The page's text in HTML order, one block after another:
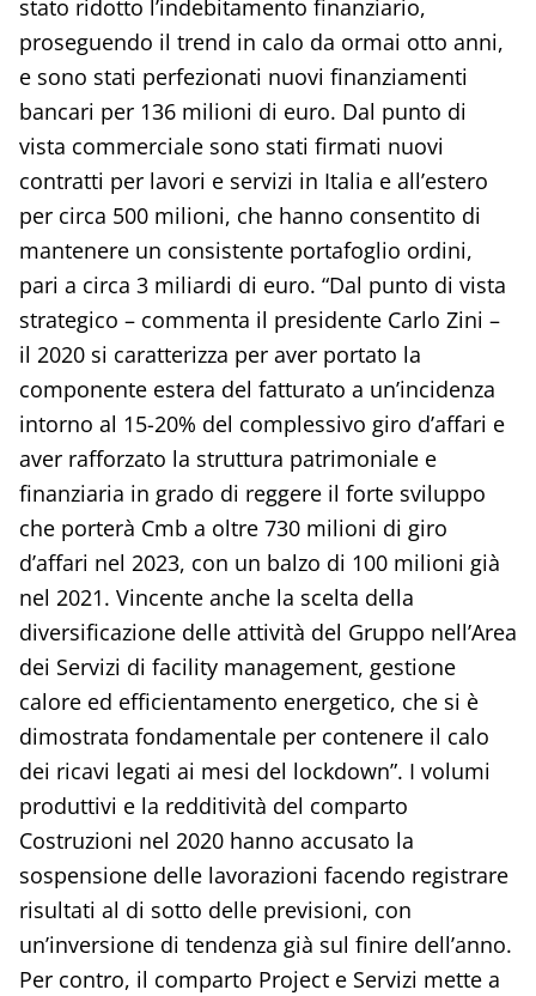
stato ridotto l’indebitamento finanziario,
proseguendo il trend in calo da ormai otto anni,
e sono stati perfezionati nuovi finanziamenti
bancari per 136 milioni di euro. Dal punto di
vista commerciale sono stati firmati nuovi
contratti per lavori e servizi in Italia e all’estero
per circa 500 milioni, che hanno consentito di
mantenere un consistente portafoglio ordini,
pari a circa 3 miliardi di euro. “Dal punto di vista
strategico – commenta il presidente Carlo Zini –
il 2020 si caratterizza per aver portato la
componente estera del fatturato a un’incidenza
intorno al 15-20% del complessivo giro d’affari e
aver rafforzato la struttura patrimoniale e
finanziaria in grado di reggere il forte sviluppo
che porterà Cmb a oltre 730 milioni di giro
d’affari nel 2023, con un balzo di 100 milioni già
nel 2021. Vincente anche la scelta della
diversificazione delle attività del Gruppo nell’Area
dei Servizi di facility management, gestione
calore ed efficientamento energetico, che si è
dimostrata fondamentale per contenere il calo
dei ricavi legati ai mesi del lockdown”. I volumi
produttivi e la redditività del comparto
Costruzioni nel 2020 hanno accusato la
sospensione delle lavorazioni facendo registrare
risultati al di sotto delle previsioni, con
un’inversione di tendenza già sul finire dell’anno.
Per contro, il comparto Project e Servizi mette a